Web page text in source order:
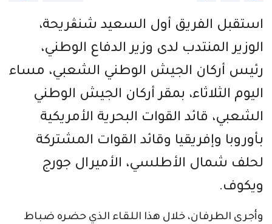
استقبل الفريق أول السعيد شنڨريحة،
الوزير المنتدب لدى وزير الدفاع الوطني،
رئيس أركان الجيش الوطني الشعبي، مساء
اليوم الثلاثاء، بمقر أركان الجيش الوطني
الشعبي، قائد القوات البحرية الأمريكية
بأوروبا وإفريقيا وقائد القوات المشتركة
لحلف شمال الأطلسي، الأميرال جورج
ويكوف.
وأجرى الطرفان، خلال هذا اللقاء الذي حضره ضباط